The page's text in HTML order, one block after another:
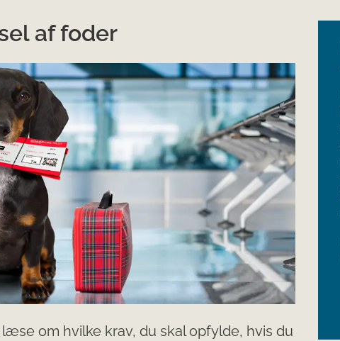
af foder
om hvilke krav, du skal opfylde, hvis du